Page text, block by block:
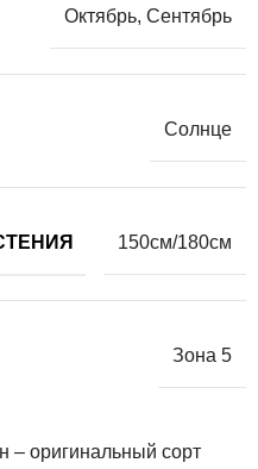
Октябрь, Сентябрь
Солнце
150см/180см
Зона 5
– оригинальный сорт